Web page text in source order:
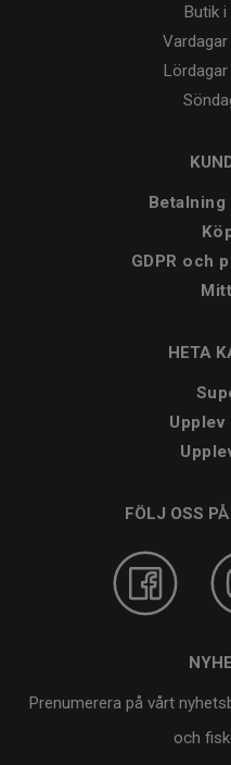
Butik i
Vardagar
Lördagar
GDPR och
HETA
FÖLJ OSS
Prenumerera på vårt
och